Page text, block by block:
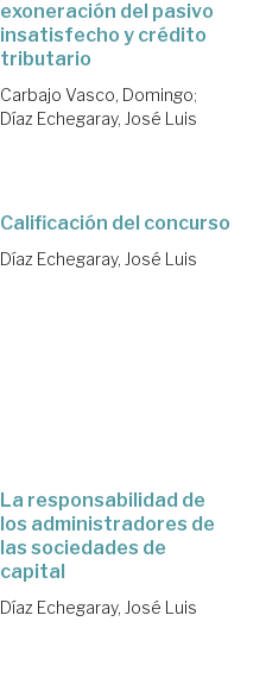
exoneración del pasivo
insatisfecho y crédito
tributario
Carbajo Vasco, Domingo;
Díaz Echegaray, José Luis
Calificación del concurso
Díaz Echegaray, José Luis
La responsabilidad de
los administradores de
las sociedades de
capital
Díaz Echegaray, José Luis